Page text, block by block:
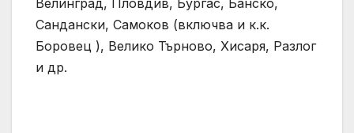
Сандански, Самоков (включва и к.к.
Боровец ), Велико Търново, Хисаря, Разлог
и др.